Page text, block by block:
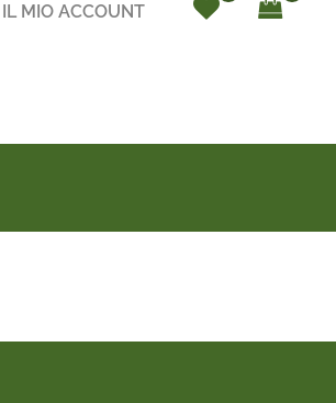
IL MIO ACCOUNT